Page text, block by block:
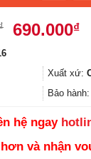
Giá
921.000₫.
690.000₫
Xuất xứ:
Bảo hành:
hệ ngay
và nhận